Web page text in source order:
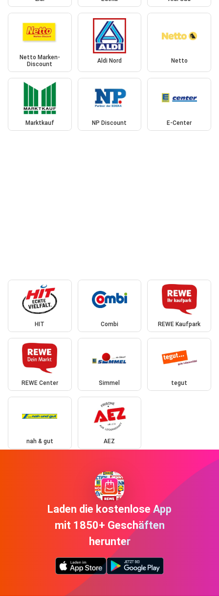
Netto Marken-
Discount
Aldi Nord Netto
Marktkauf NP Discount E-Center
HIT Combi REWE Kaufpark
REWE Center Simmel tegut
nah & gut AEZ
Laden die kostenlose App
mit 1850+ Geschäften
herunter